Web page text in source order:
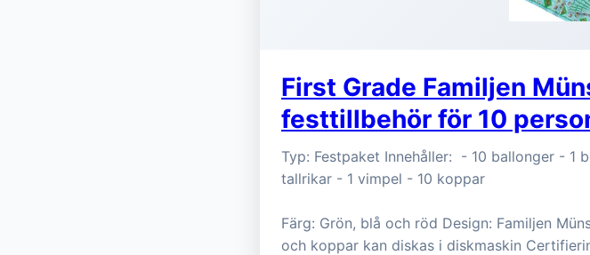
First Grade Familjen
festtillbehör för 10
Typ: Festpaket Innehåller: - 10 ballonger -
tallrikar - 1 vimpel - 10 koppar
Färg: Grön, blå och röd Design: Familjen
och koppar kan diskas i diskmaskin